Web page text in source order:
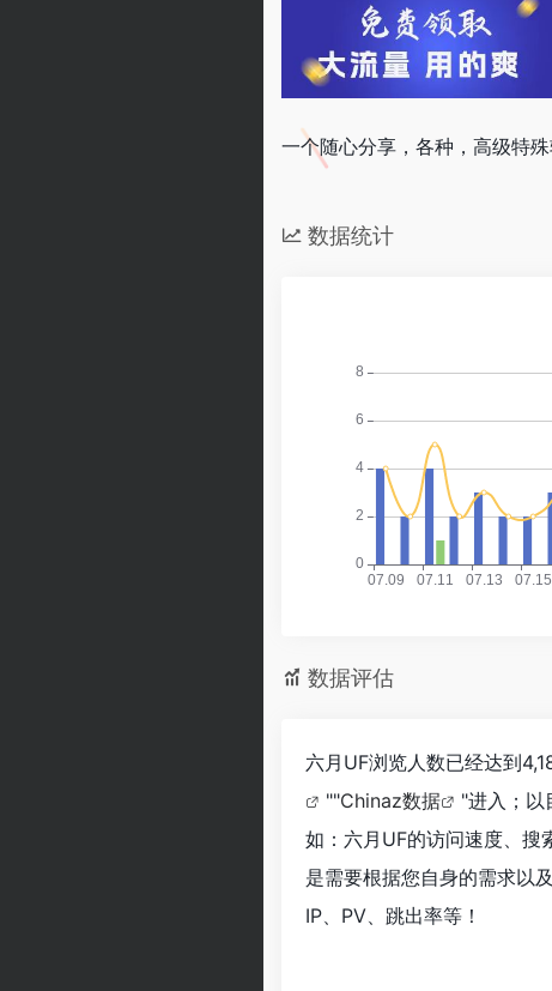
一个随心分享，各种，高级特
数据统计
数据评估
六月UF浏览人数已经达到
""Chinaz数据
"进入；以
如：六月UF的访问速度、搜
是需要根据您自身的需求以
IP、PV、跳出率等！